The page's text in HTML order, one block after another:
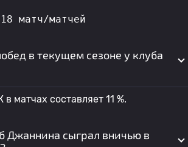
матч/матчей
в текущем сезоне у клуба
матчах составляет 11 %.
Джаннина сыграл вничью в